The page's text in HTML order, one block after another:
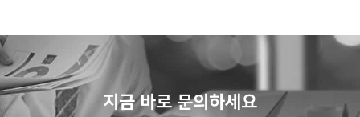
지금 바로 문의하세요